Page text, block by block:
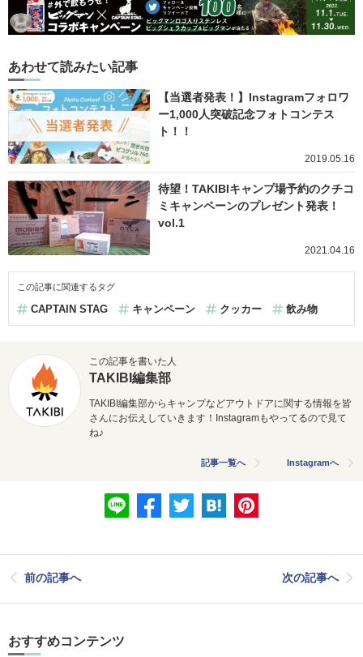
あわせて読みたい記事
【当選者発表！】Instagramフォロワ
ー1,000人突破記念フォトコンテス
ト！！
2019.05.16
待望！TAKIBIキャンプ場予約のクチコ
ミキャンペーンのプレゼント発表！
vol.1
2021.04.16
この記事に関連するタグ
CAPTAIN STAG キャンペーン クッカー 飲み物
この記事を書いた人
TAKIBI編集部
TAKIBI編集部からキャンプなどアウトドアに関する情報を皆
さんにお伝えしていきます！Instagramもやってるので見て
ね♪
記事一覧へ Instagramへ
前の記事へ 次の記事へ
おすすめコンテンツ